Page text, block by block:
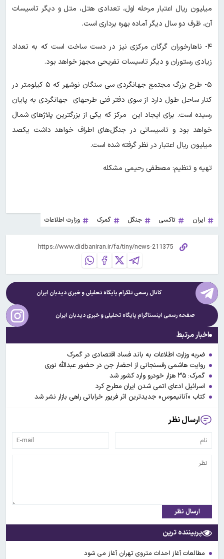
میلیون ریال اعتبار مرحله اول، تعدادی هتل، متل و دیگر تاسیسات
آن، ظرف دو سال دیگر آماده بهره برداری است.
۴- ناهارخوران گرگان مرکزی نیز در دست ساخت است که به تعداد
زیادی رستوران و دیگر تاسیسات تفریحی مجهز خواهد بود.
۵- طرح بزرگ مجتمع جهانگردی سی سنگان نوشهر که ۵ کیلومتر در
کنار ساحل طول دارد از سوی دفتر فنی طرحهای جهانگردی به پایان
رسیده است. برای ایجاد این مرکز که یکی از بزرگترین پلاژهای شمال
خواهد بود و تاسیساتی در جنگل‌های اطراف خواهد داشت یکصد
میلیون ریال اعتبار در نظر گرفته شده است.
تهیه و تنظیم: مصطفی رحیمی مشکله
ایران تاکسی جنگل گمرک وزارت اطلاعات
کانال رسمی تلگرام پایگاه تحلیلی و خبریدیدبان ایران
صفحه رسمی اینستاگرام پایگاه تحلیلی و خبریدیدبان ایران
اخبار مرتبط
ضربه وزارت اطلاعات به باند فساد اقتصادی در گمرک
روایت هاشمی رفسنجانی از احضار جن در حضور عبدالله نوری
گمرک: ۳۵ هزار خودرو وارد کشور شد
اسرائیل ادعای اتمی شدن ایران مطرح ‌کرد
کتاب «آنانیموس» جدیدترین اثر فریور خراباتی راهی بازار نشر شد
ارسال نظر
ارسال نظر
پربیننده ترین
مطالعات آغاز احداث متروی تهران آغاز می شود